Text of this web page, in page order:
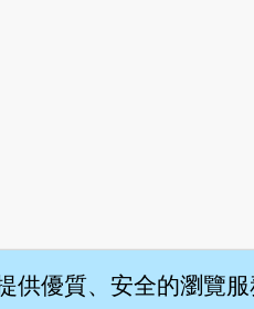
關於 | 聯絡
供優質、安全的瀏覽